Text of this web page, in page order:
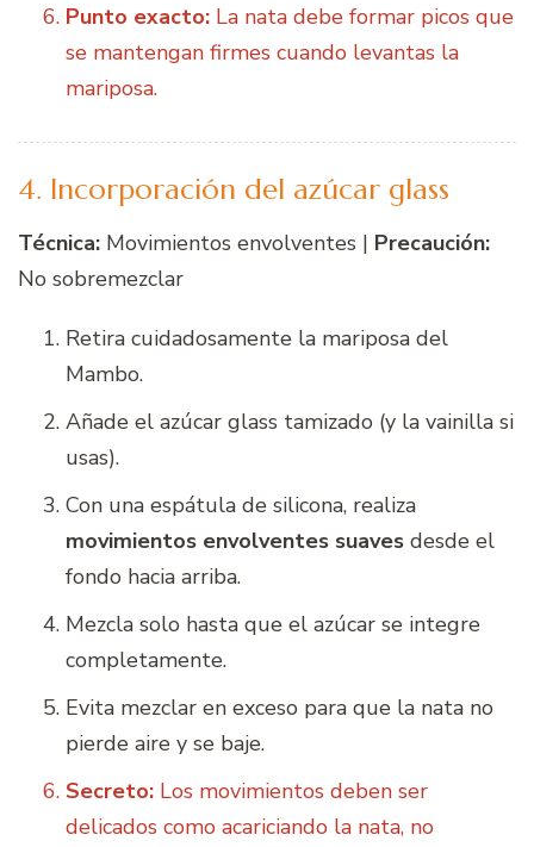
Punto exacto: La nata debe formar picos que
se mantengan firmes cuando levantas la
mariposa.
4. Incorporación del azúcar glass
Técnica: Movimientos envolventes | Precaución:
No sobremezclar
Retira cuidadosamente la mariposa del
Mambo.
Añade el azúcar glass tamizado (y la vainilla si
usas).
Con una espátula de silicona, realiza
movimientos envolventes suaves desde el
fondo hacia arriba.
Mezcla solo hasta que el azúcar se integre
completamente.
Evita mezclar en exceso para que la nata no
pierde aire y se baje.
Secreto: Los movimientos deben ser
delicados como acariciando la nata, no